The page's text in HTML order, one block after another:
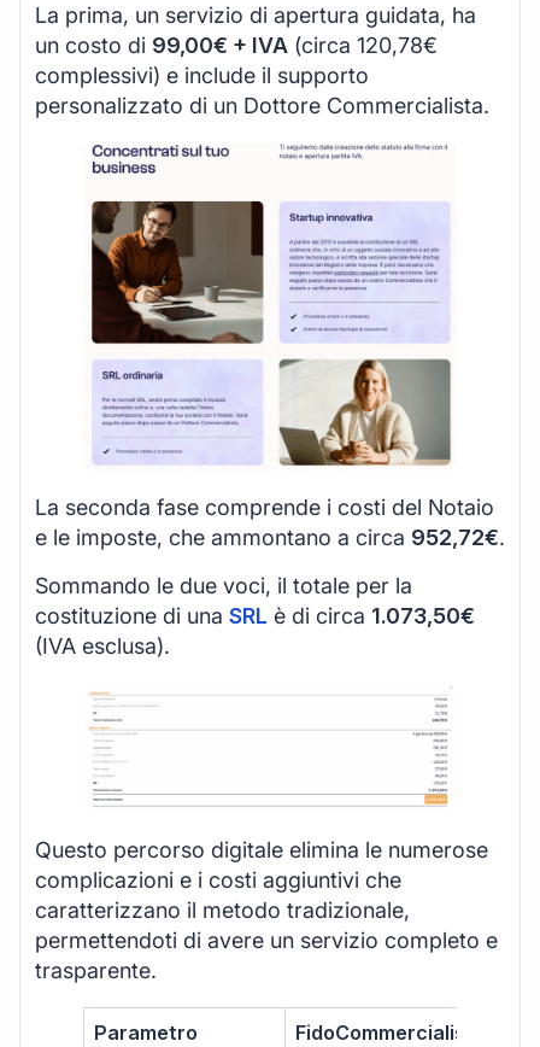
La prima, un servizio di apertura guidata, ha
un costo di 99,00€ + IVA (circa 120,78€
complessivi) e include il supporto
personalizzato di un Dottore Commercialista.
La seconda fase comprende i costi del Notaio
e le imposte, che ammontano a circa 952,72€.
Sommando le due voci, il totale per la
costituzione di una SRL è di circa 1.073,50€
(IVA esclusa).
Questo percorso digitale elimina le numerose
complicazioni e i costi aggiuntivi che
caratterizzano il metodo tradizionale,
permettendoti di avere un servizio completo e
trasparente.
Parametro
FidoCommercialista